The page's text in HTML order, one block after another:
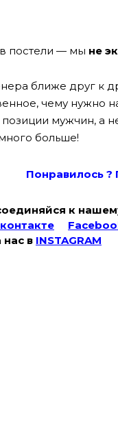
постели — мы не
ближе друг к
чему нужно
мужчин, а
больше!
Понравилось ?
к
наc в INSTAGRAM